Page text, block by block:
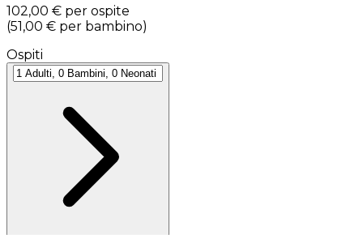
102,00 € per ospite
(51,00 € per bambino)
Ospiti